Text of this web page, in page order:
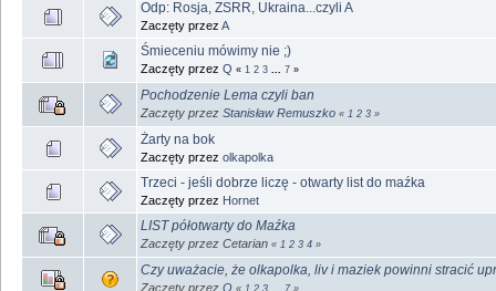
Odp: Rosja, ZSRR, Ukraina...czyli A
Zaczęty przez A
Śmieceniu mówimy nie ;)
Zaczęty przez Q « 1 2 3 7 »
Pochodzenie Lema czyli ban
Zaczęty przez Stanisław Remuszko « 1 2 3 »
Żarty na bok
Zaczęty przez olkapolka
Trzeci - jeśli dobrze liczę - otwarty list do maźka
Zaczęty przez Hornet
LIST półotwarty do Maźka
Zaczęty przez Cetarian « 1 2 3 4 »
Czy uważacie, że olkapolka, liv i maziek powinni stracić
Zaczęty przez Q « 1 2 3 7»